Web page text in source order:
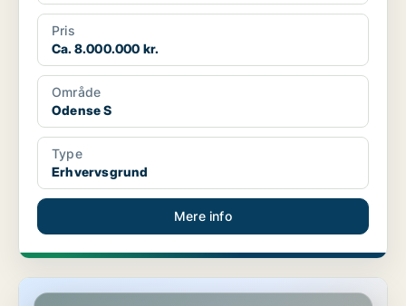
Pris
Ca. 8.000.000 kr.
Område
Odense S
Type
Erhvervsgrund
Mere info
Erhvervsgrund i Odense S